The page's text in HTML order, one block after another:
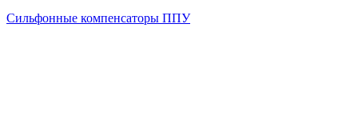
Сильфонные компенсаторы ППУ